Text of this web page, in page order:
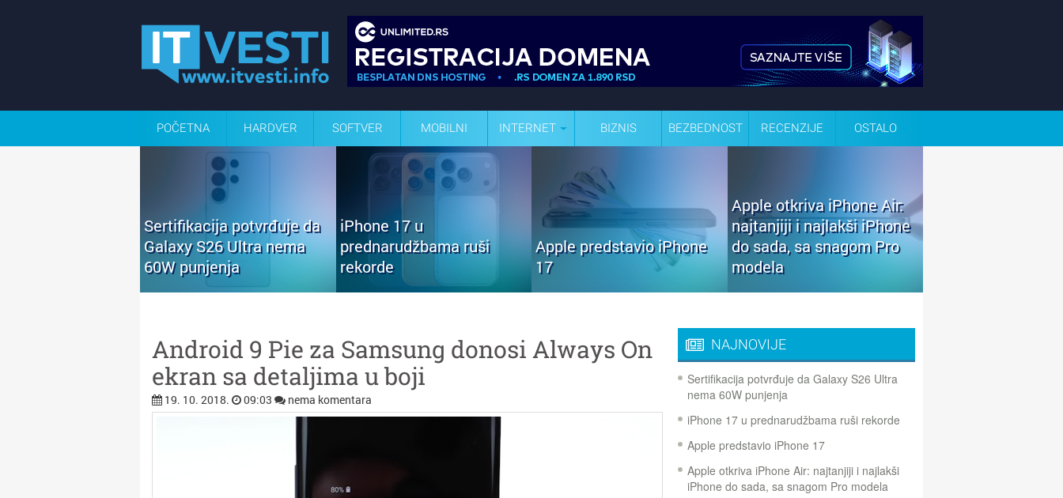
POČETNA HARDVER SOFTVER MOBILNI INTERNET BIZNIS BEZBEDNOST RECENZIJE OSTALO
Sertifikacija potvrđuje da
Galaxy S26 Ultra nema
60W punjenja
iPhone 17 u
prednarudžbama ruši
rekorde
Apple predstavio iPhone
17
Apple otkriva iPhone Air:
najtanjiji i najlakši iPhone
do sada, sa snagom Pro
modela
Android 9 Pie za Samsung donosi Always On
ekran sa detaljima u boji
19. 10. 2018. 09:03 nema komentara
NAJNOVIJE
Sertifikacija potvrđuje da Galaxy S26 Ultra
nema 60W punjenja
iPhone 17 u prednarudžbama ruši rekorde
Apple predstavio iPhone 17
Apple otkriva iPhone Air: najtanjiji i najlakši
iPhone do sada, sa snagom Pro modela